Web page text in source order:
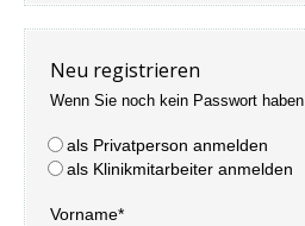
Neu registrieren
Wenn Sie noch kein Passwort haben.
als Privatperson anmelden
als Klinikmitarbeiter anmelden
Vorname*